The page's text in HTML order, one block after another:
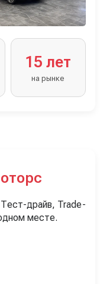
15 лет
на рынке
Тест-драйв, Trade-
месте.